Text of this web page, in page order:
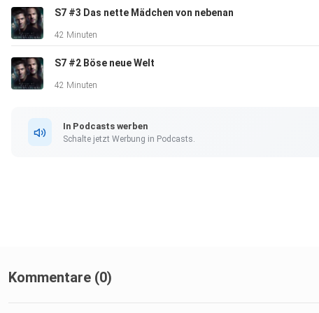
S7 #3 Das nette Mädchen von nebenan
42 Minuten
S7 #2 Böse neue Welt
42 Minuten
In Podcasts werben
Schalte jetzt Werbung in Podcasts.
Kommentare (0)